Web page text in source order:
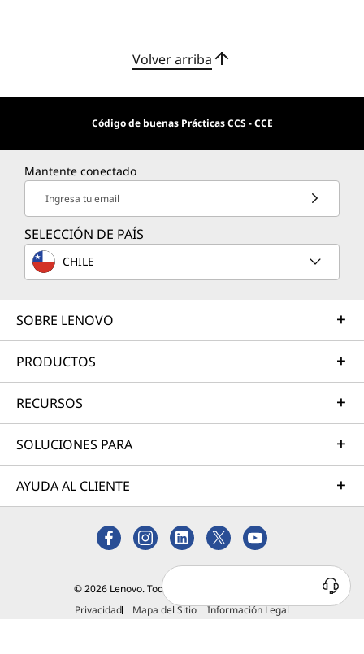
Volver arriba
Código de buenas Prácticas CCS - CCE
Mantente conectado
Ingresa tu email
SELECCIÓN DE PAÍS
CHILE
SOBRE LENOVO
PRODUCTOS
RECURSOS
SOLUCIONES PARA
AYUDA AL CLIENTE
© 2026 Lenovo. Todos los derechos reservados.
Privacidad
Mapa del Sitio Información Legal